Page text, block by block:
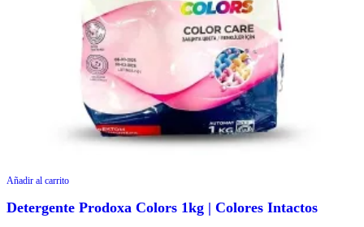
Añadir al carrito
Detergente Prodoxa Colors 1kg | Colores Intactos